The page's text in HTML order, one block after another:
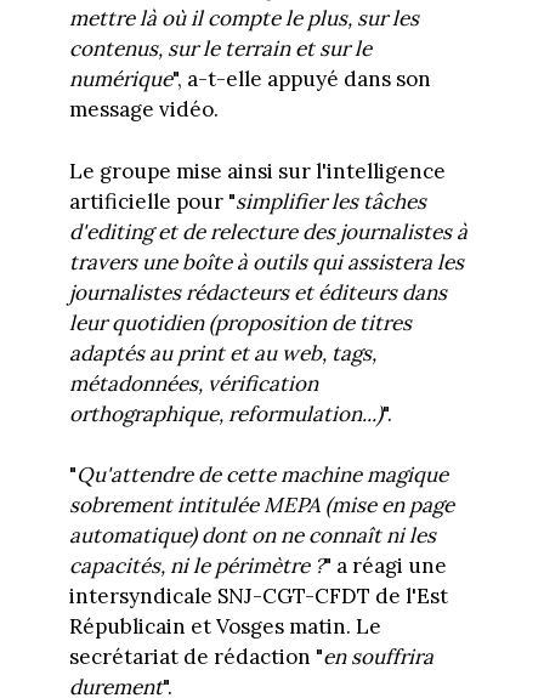
mettre là où il compte le plus, sur les
contenus, sur le terrain et sur le
numérique", a-t-elle appuyé dans son
message vidéo.
Le groupe mise ainsi sur l'intelligence
artificielle pour "simplifier les tâches
d'editing et de relecture des journalistes à
travers une boîte à outils qui assistera les
journalistes rédacteurs et éditeurs dans
leur quotidien (proposition de titres
adaptés au print et au web, tags,
métadonnées, vérification
orthographique, reformulation...)".
"Qu'attendre de cette machine magique
sobrement intitulée MEPA (mise en page
automatique) dont on ne connaît ni les
capacités, ni le périmètre ?" a réagi une
intersyndicale SNJ-CGT-CFDT de l'Est
Républicain et Vosges matin. Le
secrétariat de rédaction "en souffrira
durement".